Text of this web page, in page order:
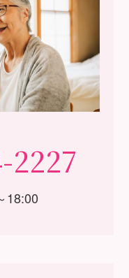
2227
18:00